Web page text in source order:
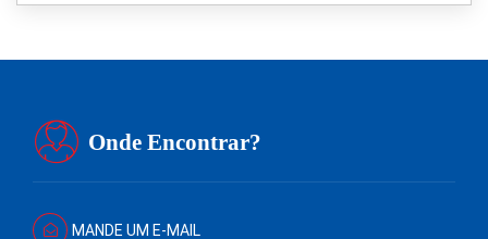
Onde Encontrar?
MANDE UM E-MAIL